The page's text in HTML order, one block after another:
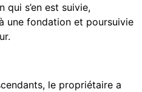
s’en est suivie,
une fondation et poursuivie
le propriétaire a